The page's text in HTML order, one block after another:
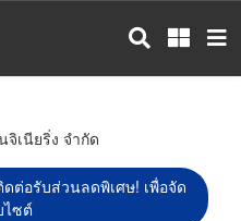
จิเนียริ่ง จำกัด
ต่อรับส่วนลดพิเศษ! เพื่อจัด
ไซต์